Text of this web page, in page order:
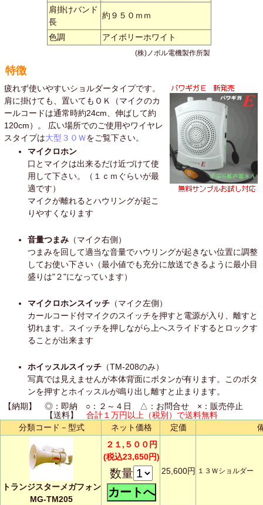
肩掛けバンド
長
約９５０ｍｍ
色調 アイボリーホワイト
(株)ノボル電機製作所製
特徴
疲れず使いやすいショルダータイプです。
肩に掛けても、置いてもＯＫ（マイクのカ
ールコードは通常時約24cm、伸ばして約
120cm）。 広い場所でのご使用やワイヤレ
スタイプは大型３０Ｗをご覧下さい。
マイクロホン
口とマイクは出来るだけ近づけて使
用して下さい。（１ｃｍぐらいが最
適です）
マイクが離れるとハウリングが起こ
りやすくなります
音量つまみ（マイク右側）
つまみを回して適当な音量でハウリングが起きない位置に調整
してお使い下さい（最小値でも充分に放送できるように最小目
盛りは"２"になっています）
マイクロホンスイッチ（マイク左側）
カールコード付マイクのスイッチを押すと電源が入り、離すと
切れます。スイッチを押しながら上へスライドするとロックす
ることが出来ます
ホイッスルスイッチ（TM-208のみ）
写真では見えませんが本体背面にボタンが有ります。このボタ
ンを押すとホイッスルが鳴り出し離すと止まります。
【納期】 ◎：即納 ○：２～４日 △：お問合せ ×：販売停止
【送料】 合計１万円以上（税別）で送料無料
分類コード－型式
ネット価格 定価
トランジスターメガフォン
MG-TM205
２１,５００円
(税込23,650円)
数量 25,600円 １３Ｗショルダー